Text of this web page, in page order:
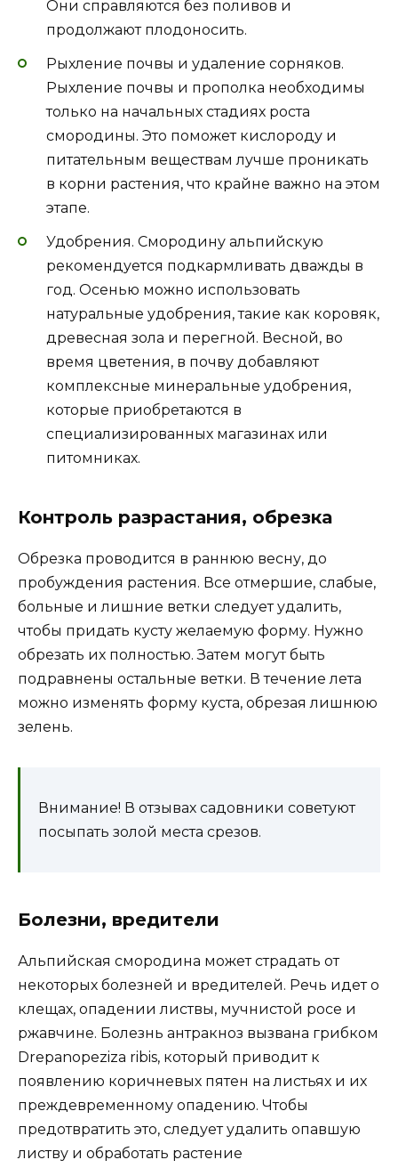
Они справляются без поливов и
продолжают плодоносить.
Рыхление почвы и удаление сорняков.
Рыхление почвы и прополка необходимы
только на начальных стадиях роста
смородины. Это поможет кислороду и
питательным веществам лучше проникать
в корни растения, что крайне важно на этом
этапе.
Удобрения. Смородину альпийскую
рекомендуется подкармливать дважды в
год. Осенью можно использовать
натуральные удобрения, такие как коровяк,
древесная зола и перегной. Весной, во
время цветения, в почву добавляют
комплексные минеральные удобрения,
которые приобретаются в
специализированных магазинах или
питомниках.
Контроль разрастания, обрезка
Обрезка проводится в раннюю весну, до
пробуждения растения. Все отмершие, слабые,
больные и лишние ветки следует удалить,
чтобы придать кусту желаемую форму. Нужно
обрезать их полностью. Затем могут быть
подравнены остальные ветки. В течение лета
можно изменять форму куста, обрезая лишнюю
зелень.
Внимание! В отзывах садовники советуют
посыпать золой места срезов.
Болезни, вредители
Альпийская смородина может страдать от
некоторых болезней и вредителей. Речь идет о
клещах, опадении листвы, мучнистой росе и
ржавчине. Болезнь антракноз вызвана грибком
Drepanopeziza ribis, который приводит к
появлению коричневых пятен на листьях и их
преждевременному опадению. Чтобы
предотвратить это, следует удалить опавшую
листву и обработать растение